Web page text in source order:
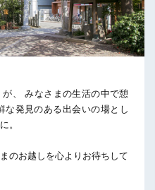
、
みなさまの生活の中で憩
な発見のある出会いの場とし
。
のお越しを心よりお待ちして